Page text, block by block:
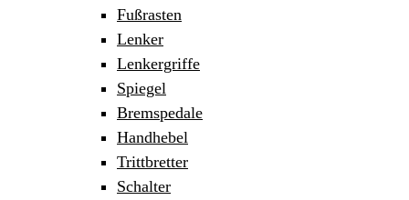
Fußrasten
Lenker
Lenkergriffe
Spiegel
Bremspedale
Handhebel
Trittbretter
Schalter